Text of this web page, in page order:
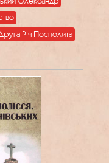
Річ Посполита